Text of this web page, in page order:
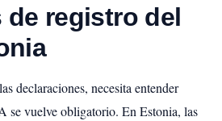
de registro del
declaraciones, necesita entender
se vuelve obligatorio. En Estonia, las